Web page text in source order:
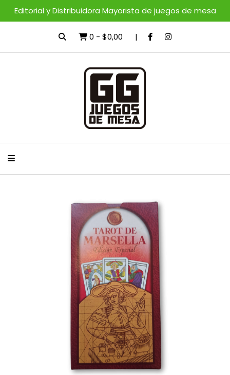
Editorial y Distribuidora Mayorista de juegos de mesa
0 - $0,00